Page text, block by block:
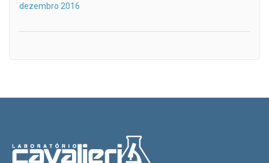
dezembro 2016